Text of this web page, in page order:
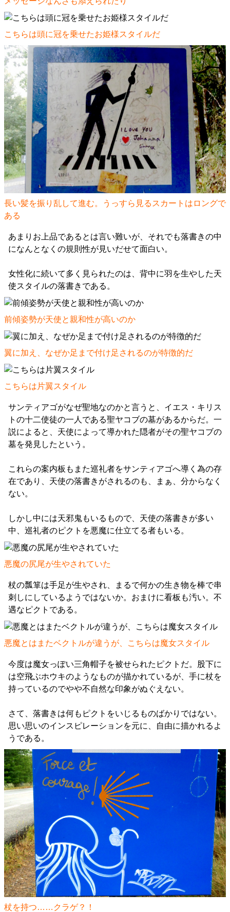
こちらは頭に冠を乗せたお姫様スタイルだ
長い髪を振り乱して進む。うっすら見るスカートはロングで
ある
あまりお上品であるとは言い難いが、それでも落書きの中
になんとなくの規則性が見いだせて面白い。
女性化に続いて多く見られたのは、背中に羽を生やした天
使スタイルの落書きである。
前傾姿勢が天使と親和性が高いのか
翼に加え、なぜか足まで付け足されるのが特徴的だ
こちらは片翼スタイル
サンティアゴがなぜ聖地なのかと言うと、イエス・キリス
トの十二使徒の一人である聖ヤコブの墓があるからだ。一
説によると、天使によって導かれた隠者がその聖ヤコブの
墓を発見したという。
これらの案内板もまた巡礼者をサンティアゴへ導く為の存
在であり、天使の落書きがされるのも、まぁ、分からなく
ない。
しかし中には天邪鬼もいるもので、天使の落書きが多い
中、巡礼者のピクトを悪魔に仕立てる者もいる。
悪魔の尻尾が生やされていた
杖の瓢箪は手足が生やされ、まるで何かの生き物を棒で串
刺しにしているようではないか。おまけに看板も汚い。不
遇なピクトである。
悪魔とはまたベクトルが違うが、こちらは魔女スタイル
今度は魔女っぽい三角帽子を被せられたピクトだ。股下に
は空飛ぶホウキのようなものが描かれているが、手に杖を
持っているのでやや不自然な印象がぬぐえない。
さて、落書きは何もピクトをいじるものばかりではない。
思い思いのインスピレーションを元に、自由に描かれるよ
うである。
杖を持つ……クラゲ？！